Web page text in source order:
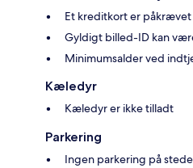
Et kreditkort er
Gyldigt billed-ID kan
Minimumsalder ved
Kæledyr
Kæledyr er ikke tilladt
Parkering
Ingen parkering på